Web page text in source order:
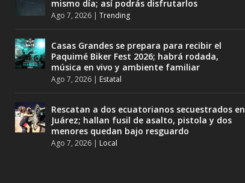
mismo día; así podrás disfrutarlos
Ago 7, 2026 |Trending
Casas Grandes se prepara para recibir el
Paquimé Biker Fest 2026; habrá rodada,
música en vivo y ambiente familiar
Ago 7, 2026 | Estatal
Rescatan a dos ecuatorianos secuestrados en
Juárez; hallan fusil de asalto, pistola y dos
menores quedan bajo resguardo
Ago 7, 2026 | Local